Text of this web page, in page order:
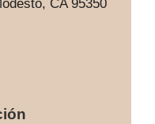
CA 95350